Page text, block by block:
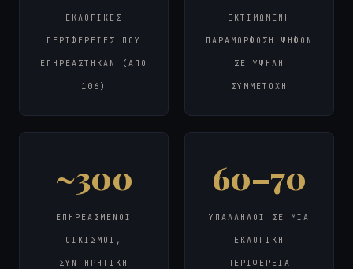
ΕΚΛΟΓΙΚΈΣ
ΠΕΡΙΦΈΡΕΙΕΣ ΠΟΥ
ΕΠΗΡΕΆΣΤΗΚΑΝ (ΑΠΌ
106)
ΕΚΤΙΜΏΜΕΝΗ
ΠΑΡΑΜΌΡΦΩΣΗ ΨΉΦΩΝ
ΣΕ ΥΨΗΛΉ
ΣΥΜΜΕΤΟΧΉ
~300
ΕΠΗΡΕΑΣΜΈΝΟΙ
ΟΙΚΙΣΜΟΊ,
ΣΥΝΤΗΡΗΤΙΚΉ
60–70
ΥΠΆΛΛΗΛΟΙ ΣΕ ΜΊΑ
ΕΚΛΟΓΙΚΉ
ΠΕΡΙΦΈΡΕΙΑ